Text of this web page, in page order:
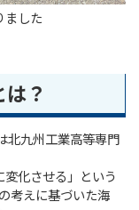
ました
？
北九州工業高等専門
変化させる」という
考えに基づいた海